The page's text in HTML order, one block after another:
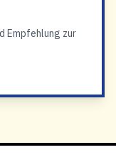
Empfehlung zur